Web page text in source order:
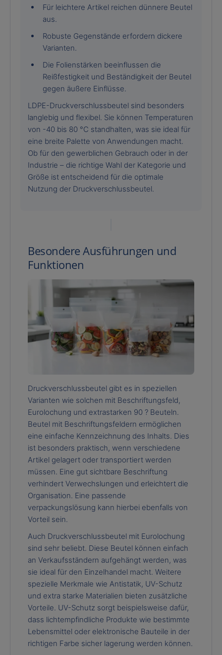
Für leichtere Artikel reichen dünnere Beutel
aus.
Robuste Gegenstände erfordern dickere
Varianten.
Die Folienstärken beeinflussen die
Reißfestigkeit und Beständigkeit der Beutel
gegen äußere Einflüsse.
LDPE-Druckverschlussbeutel sind besonders
langlebig und flexibel. Sie können Temperaturen
von -40 bis 80 °C standhalten, was sie ideal für
eine breite Palette von Anwendungen macht.
Ob für den gewerblichen Gebrauch oder in der
Industrie – die richtige Wahl der Kategorie und
Größe ist entscheidend für die optimale
Nutzung der Druckverschlussbeutel.
Besondere Ausführungen und
Funktionen
Druckverschlussbeutel gibt es in speziellen
Varianten wie solchen mit Beschriftungsfeld,
Eurolochung und extrastarken 90 ? Beuteln.
Beutel mit Beschriftungsfeldern ermöglichen
eine einfache Kennzeichnung des Inhalts. Dies
ist besonders praktisch, wenn verschiedene
Artikel gelagert oder transportiert werden
müssen. Eine gut sichtbare Beschriftung
verhindert Verwechslungen und erleichtert die
Organisation. Eine passende
verpackungslösung kann hierbei ebenfalls von
Vorteil sein.
Auch Druckverschlussbeutel mit Eurolochung
sind sehr beliebt. Diese Beutel können einfach
an Verkaufsständern aufgehängt werden, was
sie ideal für den Einzelhandel macht. Weitere
spezielle Merkmale wie Antistatik, UV-Schutz
und extra starke Materialien bieten zusätzliche
Vorteile. UV-Schutz sorgt beispielsweise dafür,
dass lichtempfindliche Produkte wie bestimmte
Lebensmittel oder elektronische Bauteile in der
richtigen Farbe sicher lagerung werden können.